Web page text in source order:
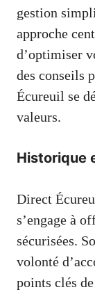
gestion
approche
d’optimiser
des conseils
Écureuil se
valeurs.
Historique
Direct
s’engage à
sécurisées.
volonté
points clés